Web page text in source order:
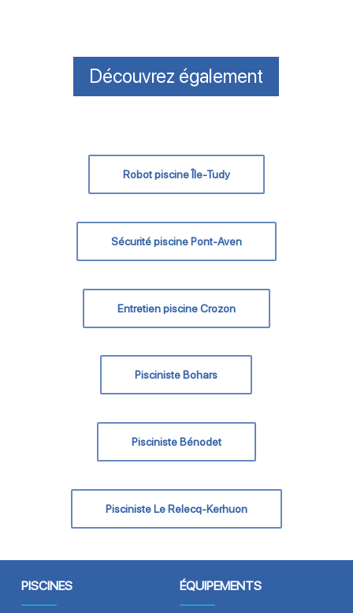
Découvrez également
Robot piscine Île-Tudy
Sécurité piscine Pont-Aven
Entretien piscine Crozon
Pisciniste Bohars
Pisciniste Bénodet
Pisciniste Le Relecq-Kerhuon
PISCINES ÉQUIPEMENTS